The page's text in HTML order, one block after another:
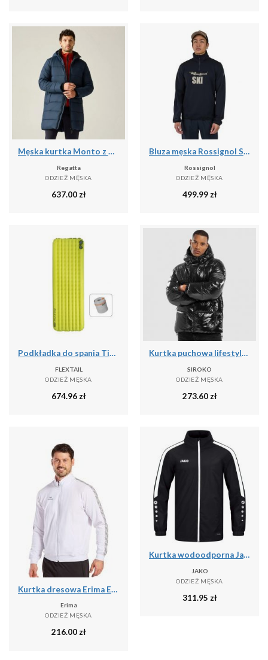
Męska kurtka Monto z wyściełaniem
Regatta
ODZIEŻ MĘSKA
637.00 zł
Bluza męska Rossignol Signature Ski Hz Fleece
Rossignol
ODZIEŻ MĘSKA
499.99 zł
Podkładka do spania Tiny R03 AVS | Materac kempingowy | R Value 3.0
FLEXTAIL
ODZIEŻ MĘSKA
674.96 zł
Kurtka puchowa lifestyle męska Barent
SIROKO
ODZIEŻ MĘSKA
273.60 zł
Kurtka dresowa Erima Essential Team
Erima
ODZIEŻ MĘSKA
216.00zł
Kurtka wodoodporna Jako Power
JAKO
ODZIEŻ MĘSKA
311.95 zł